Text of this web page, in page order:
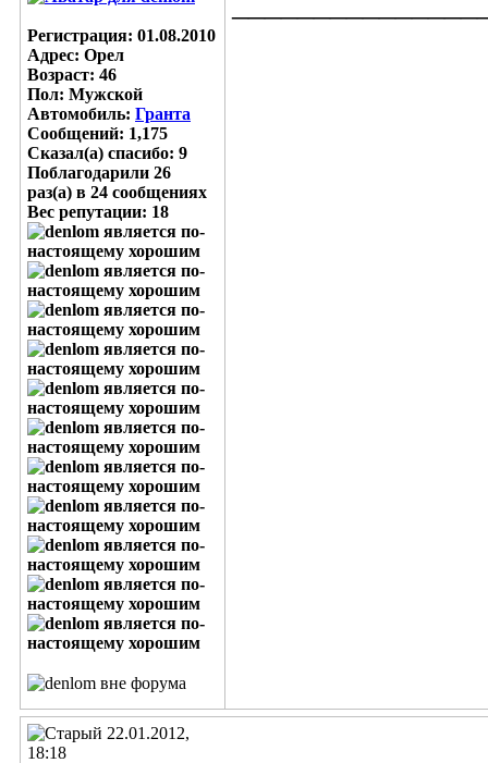
Регистрация: 01.08.2010
Адрес: Орел
Возраст: 46
Пол: Мужской
Автомобиль: Гранта
Сообщений: 1,175
Сказал(а) спасибо: 9
Поблагодарили 26
раз(а) в 24 сообщениях
Вес репутации: 18
22.01.2012,
18:18